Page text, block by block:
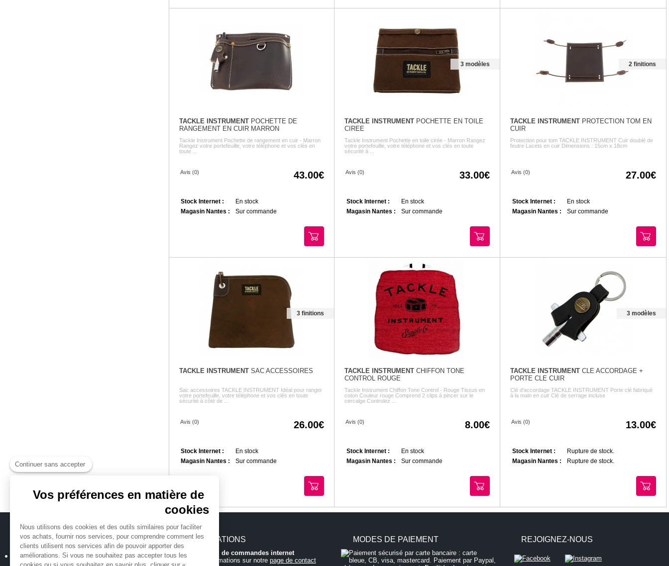
Continuer sans accepter
Vos préférences en matière de
cookies
Nous utilisons des cookies et des outils similaires pour faciliter
vos achats, fournir nos services, pour comprendre comment les
clients utilisent nos services afin de pouvoir apporter des
améliorations. Si vous ne souhaitez pas accepter tous les
TACKLE INSTRUMENTPOCHETTE DE
RANGEMENT EN CUIR MARRON
Tackle Instrument Pochette de rangement en cuir - Marron
Rangez votre portefeuille, votre téléphone et vos clés en
toute ...
Avis (0) 43.00
Stock Internet :
En stock
Magasin Nantes :
Sur commande
3 modèles
TACKLE INSTRUMENTPOCHETTE EN TOILE
CIREE
Tackle Instrument Pochette en toile cirée - Marron Rangez
votre portefeuille, votre téléphone et vos clés en toute
sécurité à ...
Avis (0) 33.00
Stock Internet :
En stock
Magasin Nantes :
Sur commande
2 finitions
TACKLE INSTRUMENT PROTECTION TOM EN
CUIR
Protection pour tom TACKLE INSTRUMENT Cuir doublé de
feutre Lacets en cuir Dimensions : 15cm x 18cm
Avis (0) 27.00
Stock Internet :
En stock
Magasin Nantes :
Sur commande
3 finitions
TACKLE INSTRUMENTSAC ACCESSOIRES
Sac accessoires TACKLE INSTRUMENT Idéal pour ranger
votre portefeuille, votre téléphone et vos clés en toute
sécurité à côté de ...
Avis (0) 26.00
Stock Internet :
En stock
Magasin Nantes :
Sur commande
TACKLE INSTRUMENTCHIFFON TONE
CONTROL ROUGE
Tackle Instrument Chiffon Tone Control - Rouge Tissus en
coton Couleur rouge Comprend 2 clips à pincer sur le
cercalge Controlez ...
Avis (0) 8.00
Stock Internet :
En stock
Magasin Nantes :
Sur commande
3 modèles
TACKLE INSTRUMENT CLE ACCORDAGE +
PORTE CLE CUIR
Clé d'accordage TACKLE INSTRUMENT Porte clé fabriqué
à la main en cuir Clé de serrage incluse
Avis (0) 13.00
Stock Internet :
Rupture de stock.
Magasin Nantes :
Rupture de stock.
MICHENAUD.COM
Qui sommes nous ?
INFORMATIONS
Hotline et suivi de commandes internet
Toutes les informations sur notre page de contact
MODES DE PAIEMENT REJOIGNEZ-NOUS